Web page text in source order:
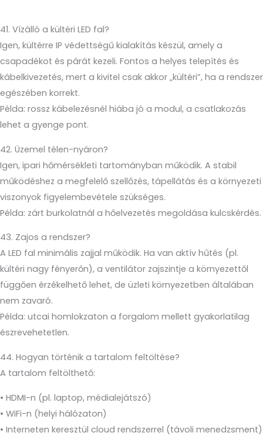
41. Vízálló a kültéri LED fal?
Igen, kültérre IP védettségű kialakítás készül, amely a
csapadékot és párát kezeli. Fontos a helyes telepítés és
kábelkivezetés, mert a kivitel csak akkor „kültéri”, ha a rendszer
egészében korrekt.
Példa: rossz kábelezésnél hiába jó a modul, a csatlakozás
lehet a gyenge pont.
42. Üzemel télen-nyáron?
Igen, ipari hőmérsékleti tartományban működik. A stabil
működéshez a megfelelő szellőzés, tápellátás és a környezeti
viszonyok figyelembevétele szükséges.
Példa: zárt burkolatnál a hőelvezetés megoldása kulcskérdés.
43. Zajos a rendszer?
A LED fal minimális zajjal működik. Ha van aktív hűtés (pl.
kültéri nagy fényerőn), a ventilátor zajszintje a környezettől
függően érzékelhető lehet, de üzleti környezetben általában
nem zavaró.
Példa: utcai homlokzaton a forgalom mellett gyakorlatilag
észrevehetetlen.
44. Hogyan történik a tartalom feltöltése?
A tartalom feltölthető:
• HDMI-n (pl. laptop, médialejátszó)
• WiFi-n (helyi hálózaton)
• Interneten keresztül cloud rendszerrel (távoli menedzsment)